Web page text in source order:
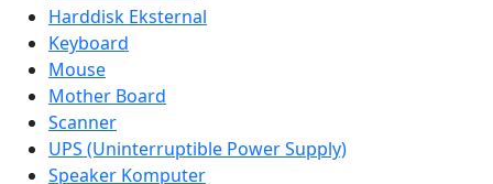
Harddisk Eksternal
Keyboard
Mouse
Mother Board
Scanner
UPS (Uninterruptible Power Supply)
Speaker Komputer